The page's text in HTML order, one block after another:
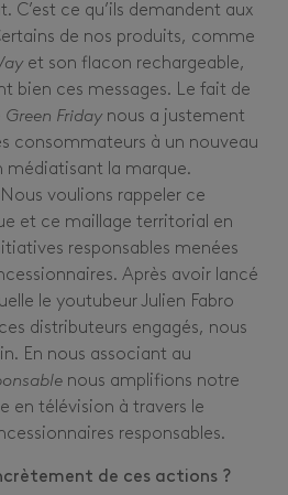
C’est ce qu’ils demandent aux
de nos produits, comme
et son flacon rechargeable,
bien ces messages. Le fait de
Green Friday nous a justement
consommateurs à un nouveau
la marque.
voulions rappeler ce
et ce maillage territorial en
responsables menées
Après avoir lancé
le youtubeur Julien Fabro
distributeurs engagés, nous
En nous associant au
nous amplifions notre
en télévision à travers le
responsables.
de ces actions ?